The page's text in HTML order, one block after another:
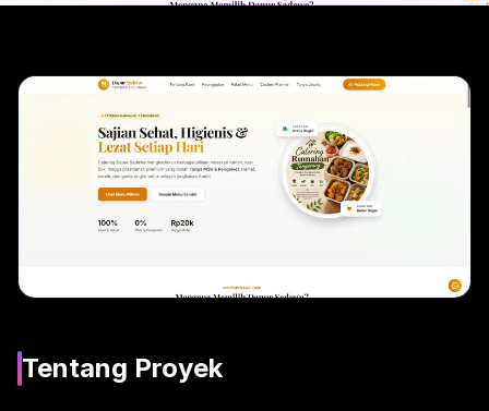
Tentang Proyek